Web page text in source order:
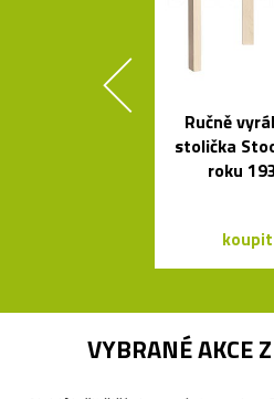
Ručně
stolička
roku
koupit
VYBRANÉ AKCE Z